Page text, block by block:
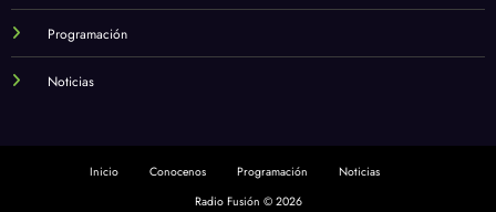
Programación
Noticias
Inicio Conocenos Programación
Noticias
Radio Fusión © 2026